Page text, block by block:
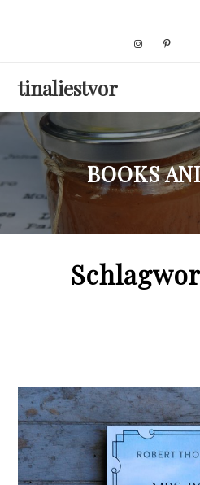
tinaliestvor
BOOKS